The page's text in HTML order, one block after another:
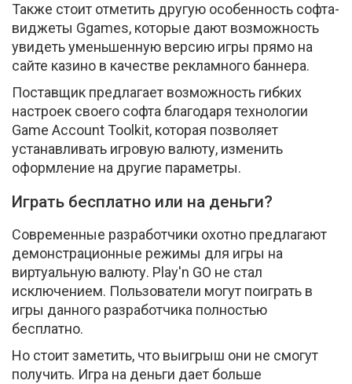
Также стоит отметить другую особенность софта-
виджеты Ggames, которые дают возможность
увидеть уменьшенную версию игры прямо на
сайте казино в качестве рекламного баннера.
Поставщик предлагает возможность гибких
настроек своего софта благодаря технологии
Game Account Toolkit, которая позволяет
устанавливать игровую валюту, изменить
оформление на другие параметры.
Играть бесплатно или на деньги?
Современные разработчики охотно предлагают
демонстрационные режимы для игры на
виртуальную валюту. Play'n GO не стал
исключением. Пользователи могут поиграть в
игры данного разработчика полностью
бесплатно.
Но стоит заметить, что выигрыш они не смогут
получить. Игра на деньги дает больше